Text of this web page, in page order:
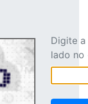
Digite
lado no